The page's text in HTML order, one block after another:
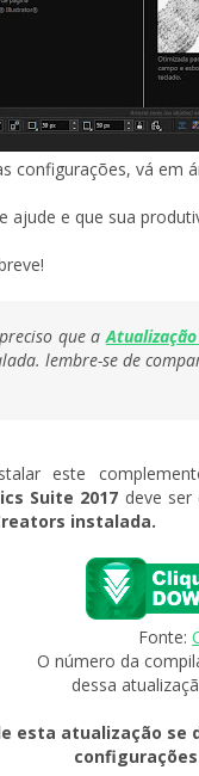
configurações, vá em
ajude e que sua
que a
lembre-se de
este
Suite 2017 deve
instalada.
Fonte:
O número da
dessa
esta atualização se